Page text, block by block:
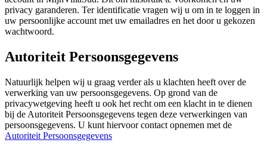
privacy garanderen. Ter identificatie vragen wij u om in te loggen in
uw persoonlijke account met uw emailadres en het door u gekozen
wachtwoord.
Autoriteit Persoonsgegevens
Natuurlijk helpen wij u graag verder als u klachten heeft over de
verwerking van uw persoonsgegevens. Op grond van de
privacywetgeving heeft u ook het recht om een klacht in te dienen
bij de Autoriteit Persoonsgegevens tegen deze verwerkingen van
persoonsgegevens. U kunt hiervoor contact opnemen met de
Autoriteit Persoonsgegevens